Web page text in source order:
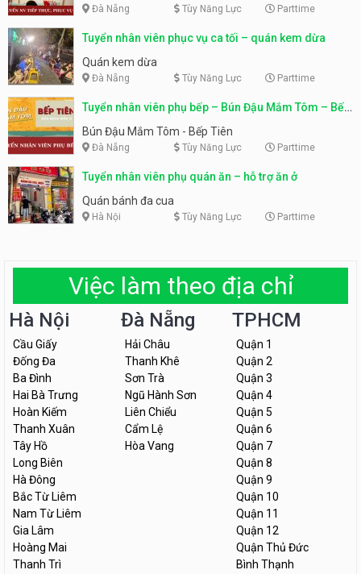
Đà Nẵng Tùy Năng Lực Parttime
Tuyển nhân viên phục vụ ca tối – quán kem dừa
Quán kem dừa
Đà Nẵng Tùy Năng Lực Parttime
Tuyển nhân viên phụ bếp – Bún Đậu Mắm Tôm – Bếp
Tiên
Bún Đậu Mắm Tôm - Bếp Tiên
Đà Nẵng Tùy Năng Lực Parttime
Tuyển nhân viên phụ quán ăn – hỗ trợ ăn ở
Quán bánh đa cua
Hà Nội Tùy Năng Lực Parttime
Việc làm theo địa chỉ
Hà Nội
Cầu Giấy
Đống Đa
Ba Đình
Hai Bà Trưng
Hoàn Kiếm
Thanh Xuân
Tây Hồ
Long Biên
Hà Đông
Bắc Từ Liêm
Nam Từ Liêm
Gia Lâm
Hoàng Mai
Thanh Trì
Đà Nẵng
Hải Châu
Thanh Khê
Sơn Trà
Ngũ Hành Sơn
Liên Chiểu
Cẩm Lệ
Hòa Vang
TPHCM
Quận 1
Quận 2
Quận 3
Quận 4
Quận 5
Quận 6
Quận 7
Quận 8
Quận 9
Quận 10
Quận 11
Quận 12
Quận Thủ Đức
Bình Thạnh